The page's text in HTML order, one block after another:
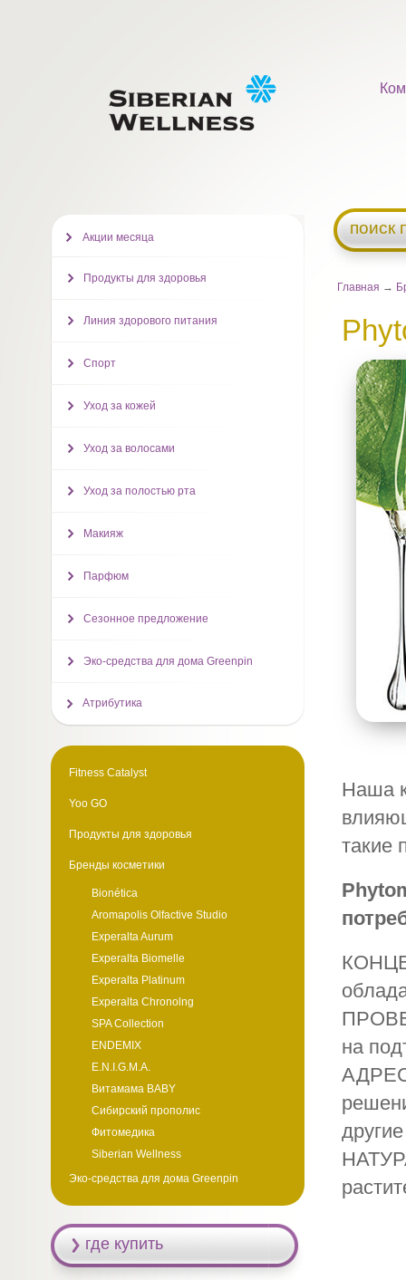
поиск
Главная →
Наша
такие
на
Акции месяца
Продукты для здоровья
Линия здорового питания
Спорт
Уход за кожей
Уход за волосами
Уход за полостью рта
Макияж
Парфюм
Сезонное предложение
Эко-средства для дома Greenpin
Атрибутика
Fitness Catalyst
Yoo GO
Продукты для здоровья
Бренды косметики
Bionética
Aromapolis Olfactive Studio
Experalta Aurum
Experalta Biomelle
Experalta Platinum
Experalta Chronolng
SPA Collection
ENDEMIX
E.N.I.G.M.A.
Витамама BABY
Сибирский прополис
Фитомедика
Siberian Wellness
Эко-средства для дома Greenpin
где купить